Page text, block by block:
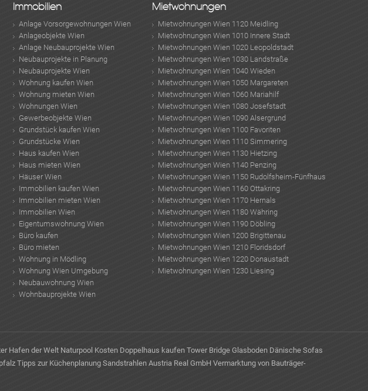
MER
MER
Immobilien
Anlage Vorsorgewohnungen Wien
Anlageobjekte Wien
Anlage Neubauprojekte Wien
Neubauprojekte in Planung
Neubauprojekte Wien
Wohnung kaufen Wien
Wohnung mieten Wien
Wohnungen Wien
Gewerbeobjekte Wien
Grundstück kaufen Wien
Grundstücke Wien
Haus kaufen Wien
Haus mieten Wien
Häuser Wien
Immobilien kaufen Wien
Immobilien mieten Wien
Immobilien Wien
Eigentumswohnung Wien
Büro kaufen
Büro mieten
Wohnung in Mödling
Wohnung Wien Umgebung
Neubauwohnung Wien
Wohnbauprojekte Wien
Mietwohnungen
Mietwohnungen Wien 1120 Meidling
Mietwohnungen Wien 1010 Innere Stadt
Mietwohnungen Wien 1020 Leopoldstadt
Mietwohnungen Wien 1030 Landstraße
Mietwohnungen Wien 1040 Wieden
Mietwohnungen Wien 1050 Margareten
Mietwohnungen Wien 1060 Mariahilf
Mietwohnungen Wien 1080 Josefstadt
Mietwohnungen Wien 1090 Alsergrund
Mietwohnungen Wien 1100 Favoriten
Mietwohnungen Wien 1110 Simmering
Mietwohnungen Wien 1130 Hietzing
Mietwohnungen Wien 1140 Penzing
Mietwohnungen Wien 1150 Rudolfsheim-Fünfhaus
Mietwohnungen Wien 1160 Ottakring
Mietwohnungen Wien 1170 Hernals
Mietwohnungen Wien 1180 Währing
Mietwohnungen Wien 1190 Döbling
Mietwohnungen Wien 1200 Brigittenau
Mietwohnungen Wien 1210 Floridsdorf
Mietwohnungen Wien 1220 Donaustadt
Mietwohnungen Wien 1230 Liesing
Hafen der Welt Naturpool Kosten Doppelhaus kaufen Tower Bridge Glasboden Dänische Sofas
Tipps zur Küchenplanung Sandstrahlen Austria Real GmbH Vermarktung von Bauträger-